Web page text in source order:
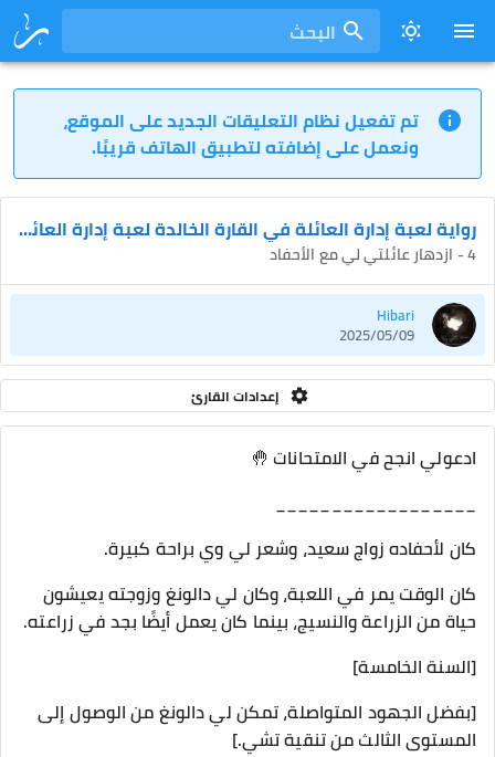
البحث
تم تفعيل نظام التعليقات الجديد على الموقع،
ونعمل على إضافته لتطبيق الهاتف قريبًا.
رواية لعبة إدارة العائلة في القارة الخالدة لعبة إدارة العائلة في القارة الخالدة
4 - ازدهار عائلتي لي مع الأحفاد
Hibari
2025/05/09
إعدادات القارئ
ادعولي انجح في الامتحانات 🤚
__________________
كان لأحفاده زواج سعيد، وشعر لي وي براحة كبيرة.
كان الوقت يمر في اللعبة، وكان لي دالونغ وزوجته يعيشون
حياة من الزراعة والنسيج، بينما كان يعمل أيضًا بجد في زراعته.
[السنة الخامسة]
[بفضل الجهود المتواصلة، تمكن لي دالونغ من الوصول إلى
المستوى الثالث من تنقية تشي.]